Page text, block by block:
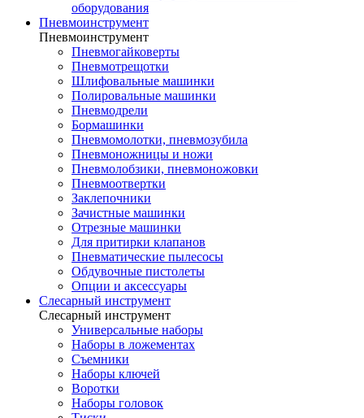
оборудования
Пневмоинструмент
Пневмоинструмент
Пневмогайковерты
Пневмотрещотки
Шлифовальные машинки
Полировальные машинки
Пневмодрели
Бормашинки
Пневмомолотки, пневмозубила
Пневмоножницы и ножи
Пневмолобзики, пневмоножовки
Пневмоотвертки
Заклепочники
Зачистные машинки
Отрезные машинки
Для притирки клапанов
Пневматические пылесосы
Обдувочные пистолеты
Опции и аксессуары
Слесарный инструмент
Слесарный инструмент
Универсальные наборы
Наборы в ложементах
Съемники
Наборы ключей
Воротки
Наборы головок